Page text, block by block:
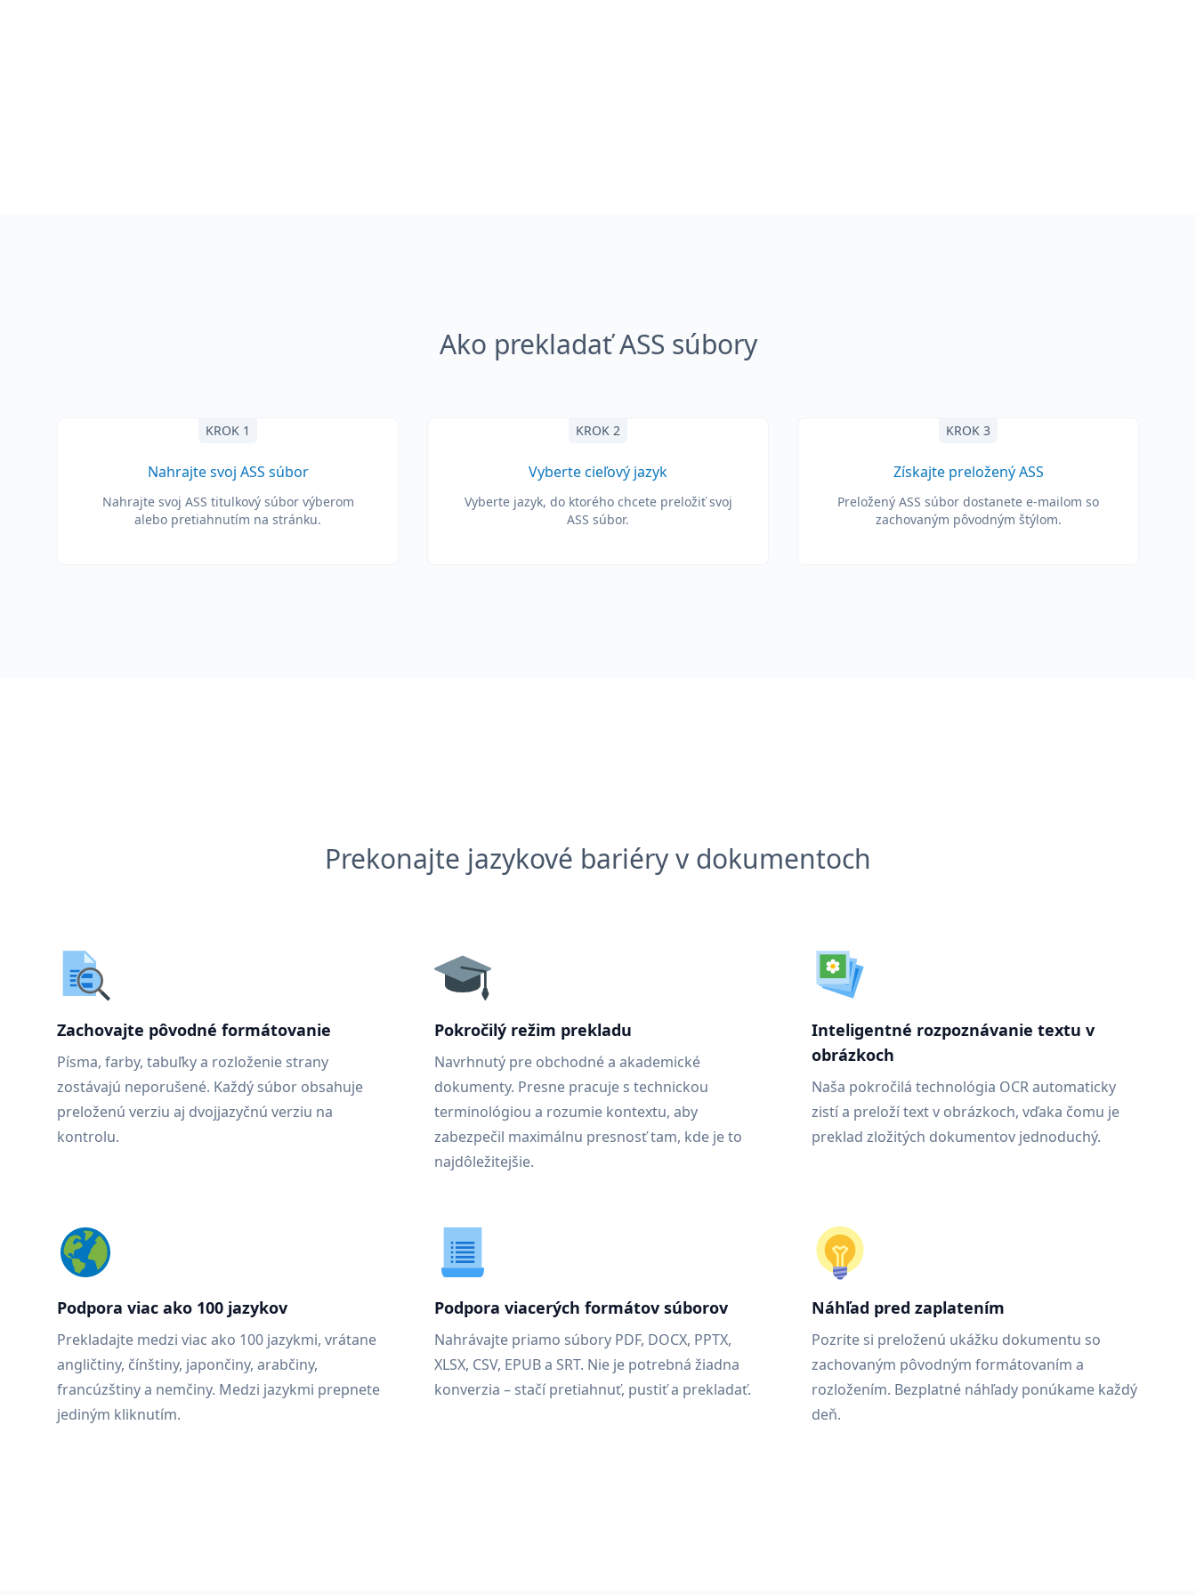
Ako prekladať ASS súbory
KROK 1
Nahrajte svoj ASS súbor
Nahrajte svoj ASS titulkový súbor výberom
alebo pretiahnutím na stránku.
KROK 2
Vyberte cieľový jazyk
Vyberte jazyk, do ktorého chcete preložiť svoj
ASS súbor.
KROK 3
Získajte preložený ASS
Preložený ASS súbor dostanete e-mailom so
zachovaným pôvodným štýlom.
Prekonajte jazykové bariéry v dokumentoch
Zachovajte pôvodné formátovanie
Písma, farby, tabuľky a rozloženie strany
zostávajú neporušené. Každý súbor obsahuje
preloženú verziu aj dvojjazyčnú verziu na
kontrolu.
Pokročilý režim prekladu
Navrhnutý pre obchodné a akademické
dokumenty. Presne pracuje s technickou
terminológiou a rozumie kontextu, aby
zabezpečil maximálnu presnosť tam, kde je to
najdôležitejšie.
Inteligentné rozpoznávanie textu v
obrázkoch
Naša pokročilá technológia OCR automaticky
zistí a preloží text v obrázkoch, vďaka čomu je
preklad zložitých dokumentov jednoduchý.
Podpora viac ako 100 jazykov
Prekladajte medzi viac ako 100 jazykmi, vrátane
angličtiny, čínštiny, japončiny, arabčiny,
francúzštiny a nemčiny. Medzi jazykmi prepnete
jediným kliknutím.
Podpora viacerých formátov súborov
Nahrávajte priamo súbory PDF, DOCX, PPTX,
XLSX, CSV, EPUB a SRT. Nie je potrebná žiadna
konverzia – stačí pretiahnuť, pustiť a prekladať.
Náhľad pred zaplatením
Pozrite si preloženú ukážku dokumentu so
zachovaným pôvodným formátovaním a
rozložením. Bezplatné náhľady ponúkame každý
deň.